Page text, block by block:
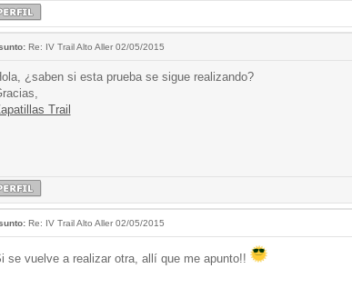
Re: IV Trail Alto Aller 02/05/2015
¿saben si esta prueba se sigue realizando?
Trail
Re: IV Trail Alto Aller 02/05/2015
se vuelve a realizar otra, allí que me apunto!!